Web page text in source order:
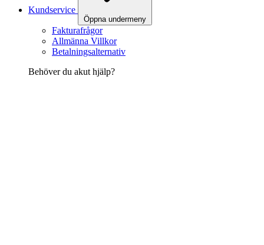
Kundservice
Öppna undermeny
Fakturafrågor
Allmänna Villkor
Betalningsalternativ
Behöver du akut hjälp?